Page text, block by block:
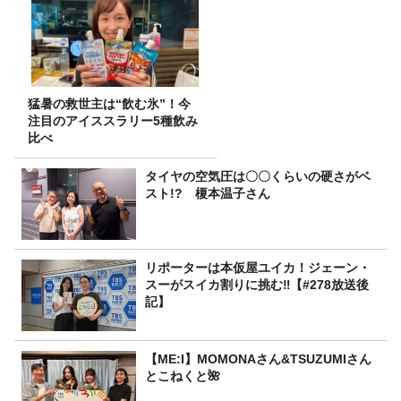
猛暑の救世主は“飲む氷”！今
注目のアイススラリー5種飲み
比べ
タイヤの空気圧は〇〇くらいの硬さがベ
スト!? 榎本温子さん
リポーターは本仮屋ユイカ！ジェーン・
スーがスイカ割りに挑む‼【#278放送後
記】
【ME:I】MOMONAさん&TSUZUMIさん
とこねくと🌺